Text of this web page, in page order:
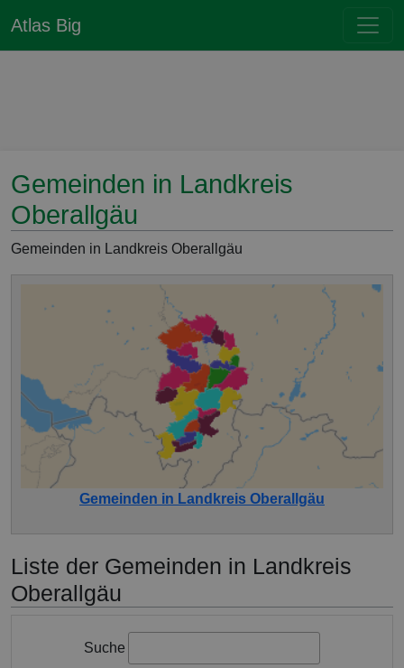
Atlas Big
Gemeinden in Landkreis
Oberallgäu
Gemeinden in Landkreis Oberallgäu
Gemeinden in Landkreis Oberallgäu
Liste der Gemeinden in Landkreis
Oberallgäu
Suche